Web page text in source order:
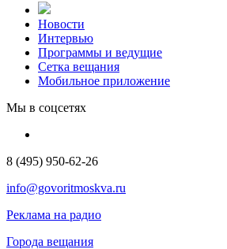
Новости
Интервью
Программы и ведущие
Сетка вещания
Мобильное приложение
Мы в соцсетях
8 (495) 950-62-26
info@govoritmoskva.ru
Реклама на радио
Города вещания